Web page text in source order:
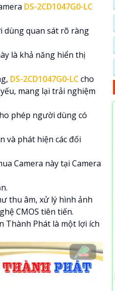
DS-2CD1047G0-LC
dùng quan sát rõ ràng
là khả năng hiển thị
DS-2CD1047G0-LCcho
mang lại trải nghiệm
phép người dùng có
và phát hiện các đối
Camera này tại Camera
thu âm, xử lý hình ảnh
CMOS tiên tiến.
Thành Phát là một lợi ích